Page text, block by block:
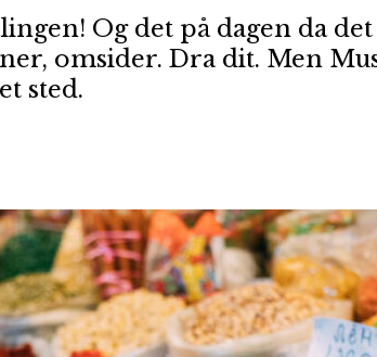
Og det på dagen da
omsider. Dra dit. Men
sted.